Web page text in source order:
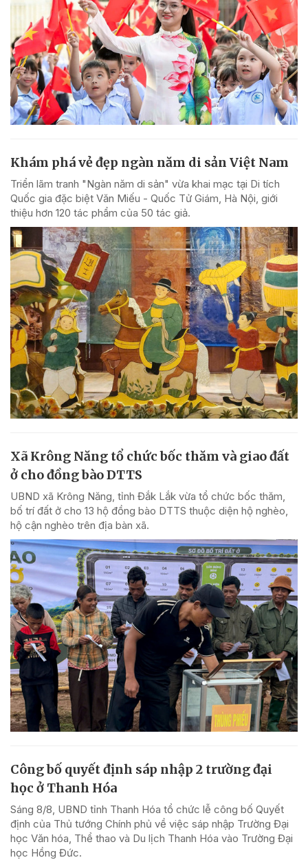
Khám phá vẻ đẹp ngàn năm di sản Việt Nam
Triển lãm tranh "Ngàn năm di sản" vừa khai mạc tại Di tích
Quốc gia đặc biệt Văn Miếu - Quốc Tử Giám, Hà Nội, giới
thiệu hơn 120 tác phẩm của 50 tác giả.
Xã Krông Năng tổ chức bốc thăm và giao đất
ở cho đồng bào DTTS
UBND xã Krông Năng, tỉnh Đắk Lắk vừa tổ chức bốc thăm,
bố trí đất ở cho 13 hộ đồng bào DTTS thuộc diện hộ nghèo,
hộ cận nghèo trên địa bàn xã.
Công bố quyết định sáp nhập 2 trường đại
học ở Thanh Hóa
Sáng 8/8, UBND tỉnh Thanh Hóa tổ chức lễ công bố Quyết
định của Thủ tướng Chính phủ về việc sáp nhập Trường Đại
học Văn hóa, Thể thao và Du lịch Thanh Hóa vào Trường Đại
học Hồng Đức.